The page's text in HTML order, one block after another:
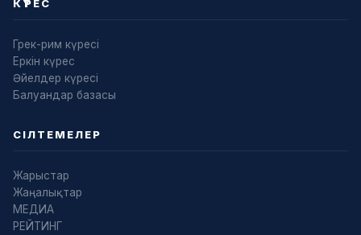
КҮРЕС
Грек-рим күресі
Еркін күрес
Әйелдер күресі
Балуандар базасы
СІЛТЕМЕЛЕР
Жарыстар
Жаңалықтар
МЕДИА
РЕЙТИНГ